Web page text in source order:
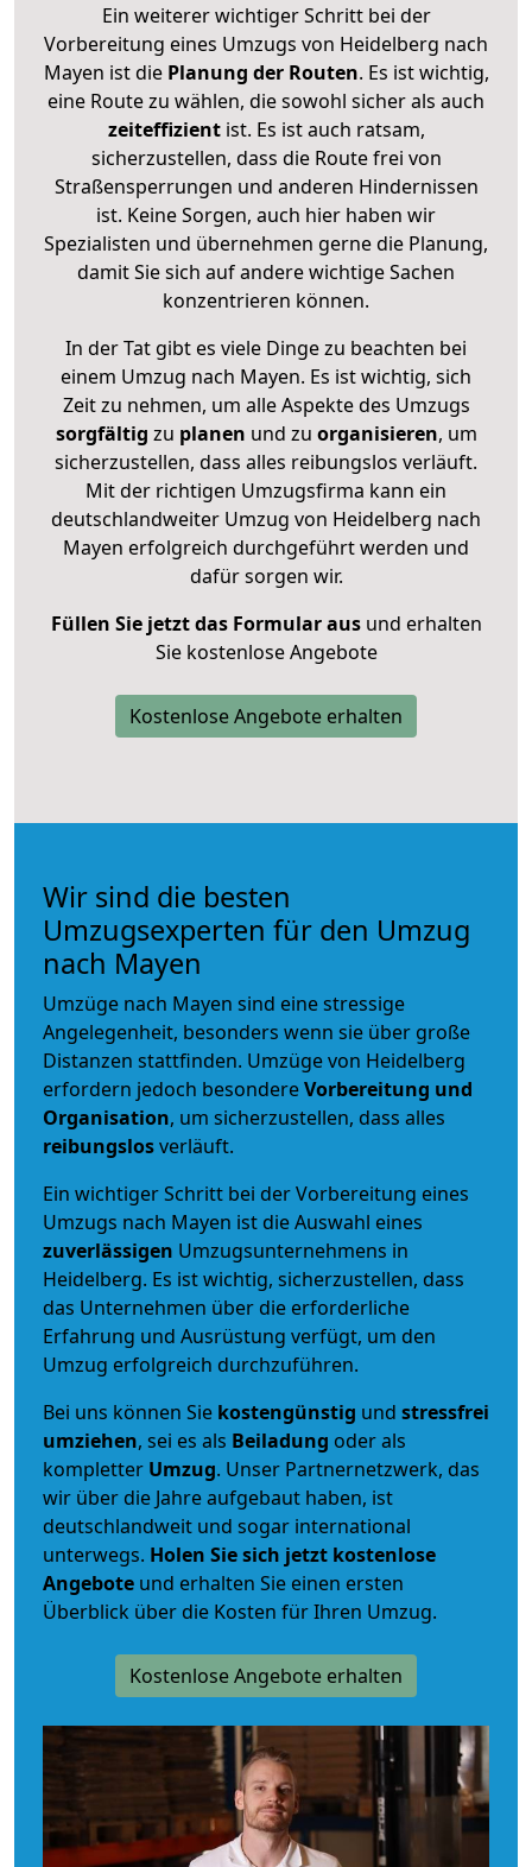
Ein weiterer wichtiger Schritt bei der
Vorbereitung eines Umzugs von Heidelberg nach
Mayen ist diePlanung der Routen. Es ist wichtig,
eine Route zu wählen, die sowohl sicher als auch
zeiteffizientist. Es ist auch ratsam,
sicherzustellen, dass die Route frei von
Straßensperrungen und anderen Hindernissen
ist. Keine Sorgen, auch hier haben wir
Spezialisten und übernehmen gerne die Planung,
damit Sie sich auf andere wichtige Sachen
konzentrieren können.
In der Tat gibt es viele Dinge zu beachten bei
einem Umzug nach Mayen. Es ist wichtig, sich
Zeit zu nehmen, um alle Aspekte des Umzugs
sorgfältig zu planen und zu organisieren, um
sicherzustellen, dass alles reibungslos verläuft.
Mit der richtigen Umzugsfirma kann ein
deutschlandweiter Umzug von Heidelberg nach
Mayen erfolgreich durchgeführt werden und
dafür sorgen wir.
Füllen Sie jetzt das Formular ausund erhalten
Sie kostenlose Angebote
Kostenlose Angebote erhalten
Wir sind die besten
Umzugsexperten für den Umzug
nach Mayen
Umzüge nach Mayen sind eine stressige
Angelegenheit, besonders wenn sie über große
Distanzen stattfinden. Umzüge von Heidelberg
erfordern jedoch besondereVorbereitung und
Organisation, um sicherzustellen, dass alles
reibungslosverläuft.
Ein wichtiger Schritt bei der Vorbereitung eines
Umzugs nach Mayen ist die Auswahl eines
zuverlässigen Umzugsunternehmens in
Heidelberg. Es ist wichtig, sicherzustellen, dass
das Unternehmen über die erforderliche
Erfahrung und Ausrüstung verfügt, um den
Umzug erfolgreich durchzuführen.
Bei uns können Sie kostengünstig und stressfrei
umziehen, sei es als Beiladung oder als
kompletter Umzug. Unser Partnernetzwerk, das
wir über die Jahre aufgebaut haben, ist
deutschlandweit und sogar international
unterwegs. Holen Sie sich jetzt kostenlose
Angebote und erhalten Sie einen ersten
Überblick über die Kosten für Ihren Umzug.
Kostenlose Angebote erhalten